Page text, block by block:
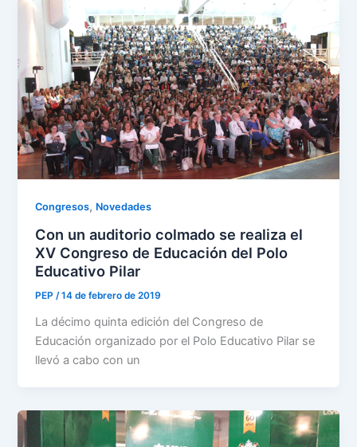
Congresos, Novedades
Con un auditorio colmado se realiza el
XV Congreso de Educación del Polo
Educativo Pilar
PEP/14 de febrero de 2019
La décimo quinta edición del Congreso de
Educación organizado por el Polo Educativo Pilar se
llevó a cabo con un